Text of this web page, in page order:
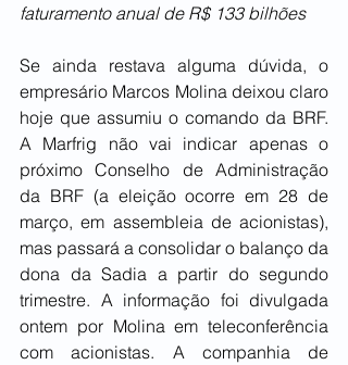
faturamento anual de R$ 133 bilhões
Se ainda restava alguma dúvida, o
empresário Marcos Molina deixou claro
hoje que assumiu o comando da BRF.
A Marfrig não vai indicar apenas o
próximo Conselho de Administração
da BRF (a eleição ocorre em 28 de
março, em assembleia de acionistas),
mas passará a consolidar o balanço da
dona da Sadia a partir do segundo
trimestre. A informação foi divulgada
ontem por Molina em teleconferência
com acionistas. A companhia de